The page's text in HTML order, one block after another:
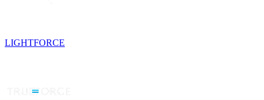
LIGHTFORCE